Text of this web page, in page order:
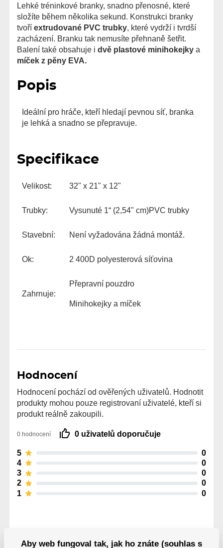
Lehké tréninkové branky, snadno přenosné, které
složíte během několika sekund. Konstrukci branky
tvoříextrudované PVC trubky , které vydrží i tvrdší
zacházení. Branku tak nemusíte přehnaně šetřit.
Balení také obsahuje i dvě plastové minihokejky a
míček z pěny EVA.
Popis
Ideální pro hráče, kteří hledají pevnou síť, branka
je lehká a snadno se přepravuje.
Specifikace
Velikost: 32" x 21" x 12"
Trubky: Vysunuté 1“ (2,54" cm)PVC trubky
Stavební: Není vyžadována žádná montáž.
Ok: 2 400D polyesterová síťovina
Zahrnuje:
Přepravní pouzdro
Minihokejky a míček
Hodnocení
Hodnocení pochází od ověřených uživatelů. Hodnotit
produkty mohou pouze registrovaní uživatelé, kteří si
produkt reálně zakoupili.
0 hodnocení 0 uživatelů doporučuje
5
0
4
0
3
0
2
0
1
0
Aby web fungoval tak, jak ho znáte (souhlas s